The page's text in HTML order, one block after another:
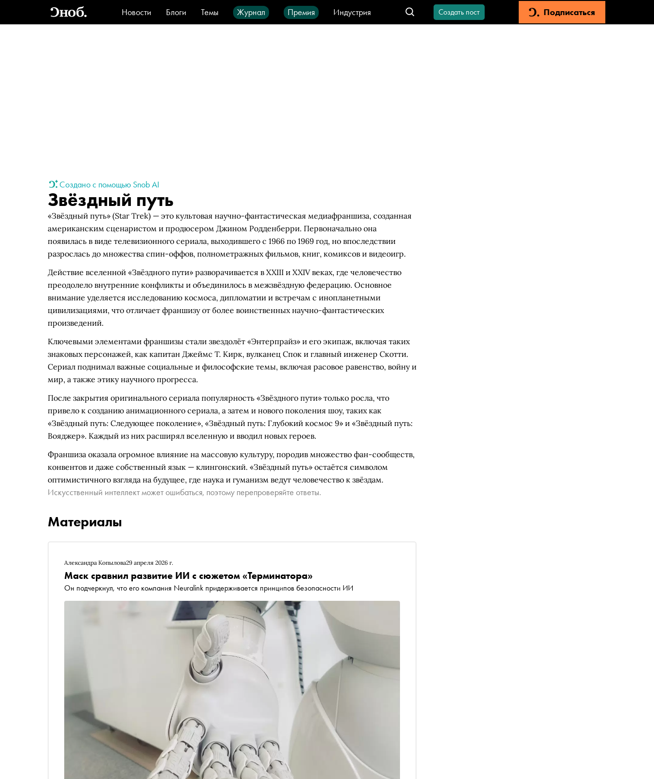
Новости Блоги Темы Журнал Премия
Индустрия
Стиль
Видео Город IT-продукты
Создать пост Подписаться
Создано с помощью Snob AI
Звёздный путь
«Звёздный путь» (Star Trek) — это культовая научно-фантастическая медиафраншиза, созданная
американским сценаристом и продюсером Джином Родденберри. Первоначально она
появилась в виде телевизионного сериала, выходившего с 1966 по 1969 год, но впоследствии
разрослась до множества спин-оффов, полнометражных фильмов, книг, комиксов и видеоигр.
Действие вселенной «Звёздного пути» разворачивается в XXIII и XXIV веках, где человечество
преодолело внутренние конфликты и объединилось в межзвёздную федерацию. Основное
внимание уделяется исследованию космоса, дипломатии и встречам с инопланетными
цивилизациями, что отличает франшизу от более воинственных научно-фантастических
произведений.
Ключевыми элементами франшизы стали звездолёт «Энтерпрайз» и его экипаж, включая таких
знаковых персонажей, как капитан Джеймс Т. Кирк, вулканец Спок и главный инженер Скотти.
Сериал поднимал важные социальные и философские темы, включая расовое равенство, войну и
мир, а также этику научного прогресса.
После закрытия оригинального сериала популярность «Звёздного пути» только росла, что
привело к созданию анимационного сериала, а затем и нового поколения шоу, таких как
«Звёздный путь: Следующее поколение», «Звёздный путь: Глубокий космос 9» и «Звёздный путь:
Вояджер». Каждый из них расширял вселенную и вводил новых героев.
Франшиза оказала огромное влияние на массовую культуру, породив множество фан-сообществ,
конвентов и даже собственный язык — клингонский. «Звёздный путь» остаётся символом
оптимистичного взгляда на будущее, где наука и гуманизм ведут человечество к звёздам.
Искусственный интеллект может ошибаться, поэтому перепроверяйте ответы.
Материалы
Александра Копылова29 апреля 2026 г.
Маск сравнил развитие ИИ с сюжетом «Терминатора»
Он подчеркнул, что его компания Neuralink придерживается принципов безопасности ИИ